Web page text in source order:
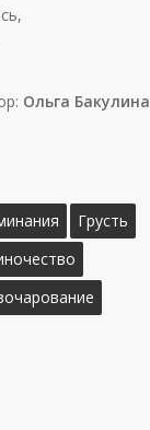
Ольга Бакулина
Грусть